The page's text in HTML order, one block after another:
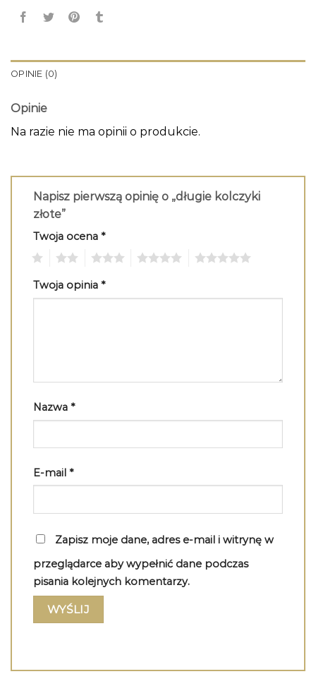
OPINIE (0)
Opinie
Na razie nie ma opinii o produkcie.
Napisz pierwszą opinię o „długie kolczyki
złote”
Twoja ocena *
Twoja opinia *
Nazwa *
E-mail *
Zapisz moje dane, adres e-mail i witrynę w
przeglądarce aby wypełnić dane podczas
pisania kolejnych komentarzy.